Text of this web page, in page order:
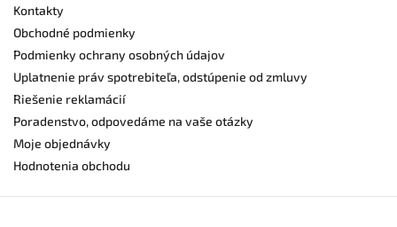
Kontakty
Obchodné podmienky
Podmienky ochrany osobných údajov
Uplatnenie práv spotrebiteľa, odstúpenie od zmluvy
Riešenie reklamácií
Poradenstvo, odpovedáme na vaše otázky
Moje objednávky
Hodnotenia obchodu